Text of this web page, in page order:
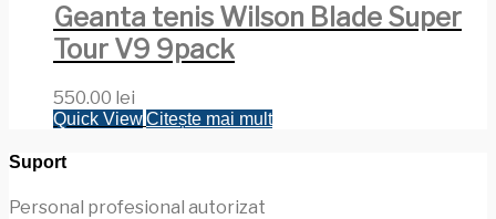
Geanta tenis Wilson Blade Super
Tour V9 9pack
550.00 lei
Quick ViewCitește mai mult
Suport
Personal profesional autorizat